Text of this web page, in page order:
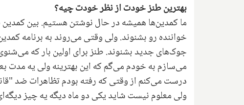
بهترین طنز خودت از نظر خودت چیه؟
ما کمدین‌ها همیشه در حال نوشتن هستیم. بین
خواننده رو بشنوند. ولی وقتی می‌روند به برنامه
جوک‌های جدید بشنوند. طنز برای اولین بار که
می‌سازم به خودم می‌گم که این بهترینه ولی یه مدت
درست می‌کنم از وقتی که رفته بودم تظاهرات ضد
ولی معلوم نیست شاید یکی دو ماه دیگه یه چیز